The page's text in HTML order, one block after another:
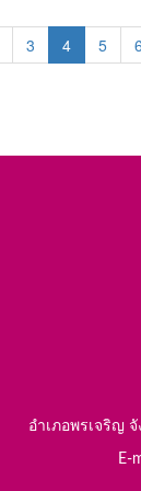
3 4(current)
5 6
อำเภอพรเจริญ
E-